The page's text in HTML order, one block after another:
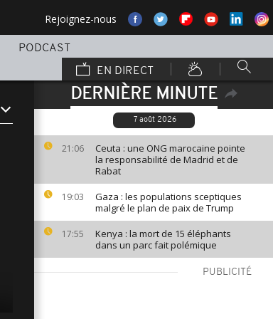
Rejoignez-nous
PODCAST
EN DIRECT
DERNIÈRE MINUTE
7 août 2026
21:06
Ceuta : une ONG marocaine pointe
la responsabilité de Madrid et de
Rabat
19:03
Gaza : les populations sceptiques
malgré le plan de paix de Trump
17:55
Kenya : la mort de 15 éléphants
dans un parc fait polémique
PUBLICITÉ